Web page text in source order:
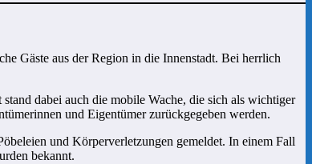
Gäste aus der Region in die Innenstadt. Bei herrlich
dabei auch die mobile Wache, die sich als wichtiger
und Eigentümer zurückgegeben werden.
und Körperverletzungen gemeldet. In einem Fall
bekannt.